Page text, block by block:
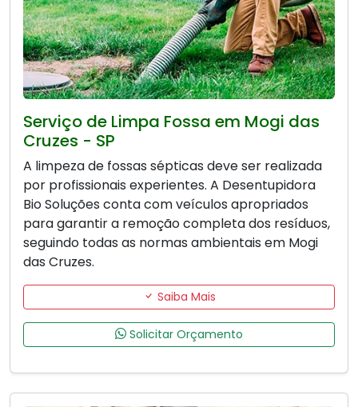
Serviço de Limpa Fossa em Mogi das
Cruzes - SP
A limpeza de fossas sépticas deve ser realizada
por profissionais experientes. A Desentupidora
Bio Soluções conta com veículos apropriados
para garantir a remoção completa dos resíduos,
seguindo todas as normas ambientais em Mogi
das Cruzes.
Saiba Mais
Solicitar Orçamento